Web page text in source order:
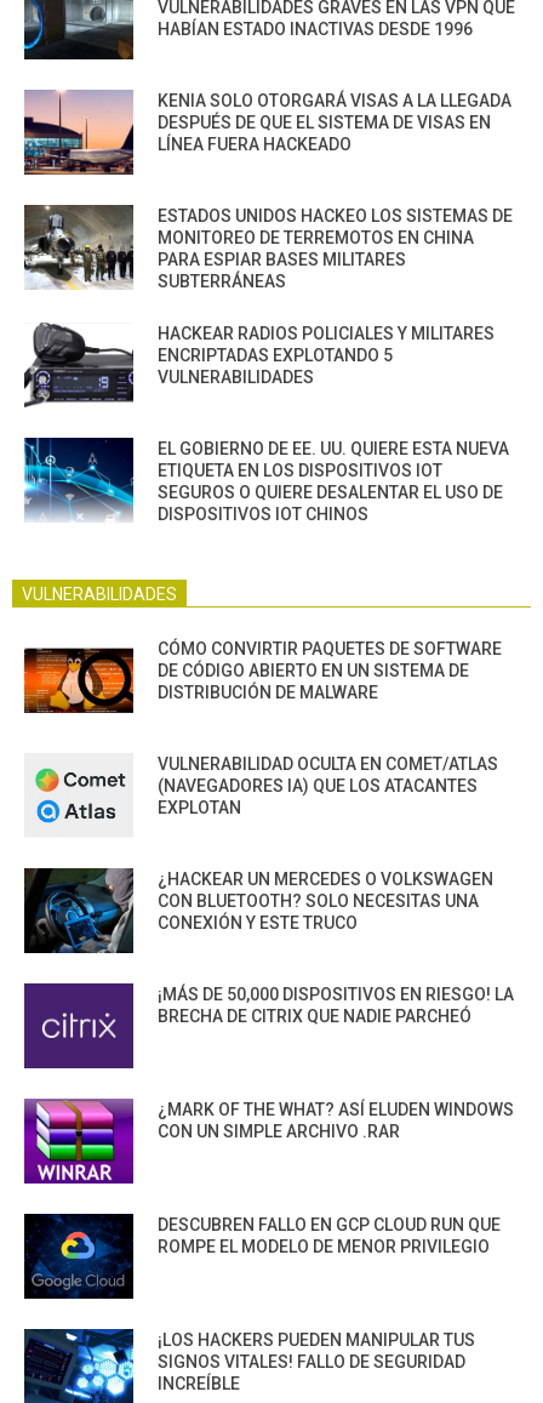
VULNERABILIDADES GRAVES EN LAS VPN QUE
HABÍAN ESTADO INACTIVAS DESDE 1996
KENIA SOLO OTORGARÁ VISAS A LA LLEGADA
DESPUÉS DE QUE EL SISTEMA DE VISAS EN
LÍNEA FUERA HACKEADO
ESTADOS UNIDOS HACKEO LOS SISTEMAS DE
MONITOREO DE TERREMOTOS EN CHINA
PARA ESPIAR BASES MILITARES
SUBTERRÁNEAS
HACKEAR RADIOS POLICIALES Y MILITARES
ENCRIPTADAS EXPLOTANDO 5
VULNERABILIDADES
EL GOBIERNO DE EE. UU. QUIERE ESTA NUEVA
ETIQUETA EN LOS DISPOSITIVOS IOT
SEGUROS O QUIERE DESALENTAR EL USO DE
DISPOSITIVOS IOT CHINOS
VULNERABILIDADES
CÓMO CONVIRTIR PAQUETES DE SOFTWARE
DE CÓDIGO ABIERTO EN UN SISTEMA DE
DISTRIBUCIÓN DE MALWARE
VULNERABILIDAD OCULTA EN COMET/ATLAS
(NAVEGADORES IA) QUE LOS ATACANTES
EXPLOTAN
¿HACKEAR UN MERCEDES O VOLKSWAGEN
CON BLUETOOTH? SOLO NECESITAS UNA
CONEXIÓN Y ESTE TRUCO
¡MÁS DE 50,000 DISPOSITIVOS EN RIESGO! LA
BRECHA DE CITRIX QUE NADIE PARCHEÓ
¿MARK OF THE WHAT? ASÍ ELUDEN WINDOWS
CON UN SIMPLE ARCHIVO .RAR
DESCUBREN FALLO EN GCP CLOUD RUN QUE
ROMPE EL MODELO DE MENOR PRIVILEGIO
¡LOS HACKERS PUEDEN MANIPULAR TUS
SIGNOS VITALES! FALLO DE SEGURIDAD
INCREÍBLE